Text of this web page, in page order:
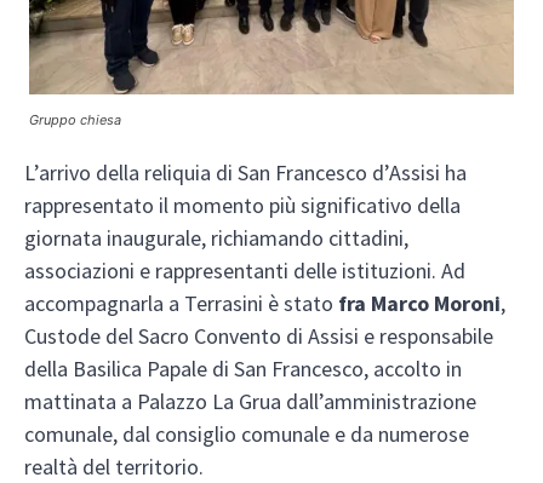
Gruppo chiesa
L’arrivo della reliquia di San Francesco d’Assisi ha
rappresentato il momento più significativo della
giornata inaugurale, richiamando cittadini,
associazioni e rappresentanti delle istituzioni. Ad
accompagnarla a Terrasini è stato fra Marco Moroni,
Custode del Sacro Convento di Assisi e responsabile
della Basilica Papale di San Francesco, accolto in
mattinata a Palazzo La Grua dall’amministrazione
comunale, dal consiglio comunale e da numerose
realtà del territorio.